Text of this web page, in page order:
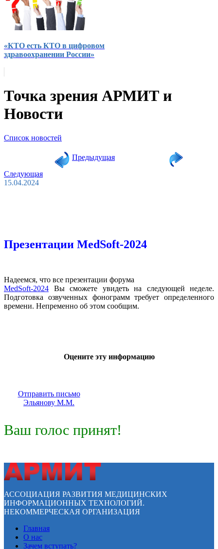
«КТО есть КТО в цифровом
здравоохранении России»
Точка зрения АРМИТ и
Новости
Список новостей
Предыдущая
Следующая
15.04.2024
Презентации MedSoft-2024
Надеемся, что все презентации форума
MedSoft-2024 Вы сможете увидеть на следующей неделе.
Подготовка озвученных фонограмм требует определенного
времени. Непременно об этом сообщим.
Оцените эту информацию
Отправить письмо
Эльянову М.М.
Ваш голос принят!
АССОЦИАЦИЯ РАЗВИТИЯ МЕДИЦИНСКИХ
ИНФОРМАЦИОННЫХ ТЕХНОЛОГИЙ.
НЕКОММЕРЧЕСКАЯ ОРГАНИЗАЦИЯ
Главная
О нас
Зачем вступать?